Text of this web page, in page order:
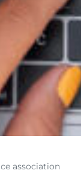
association